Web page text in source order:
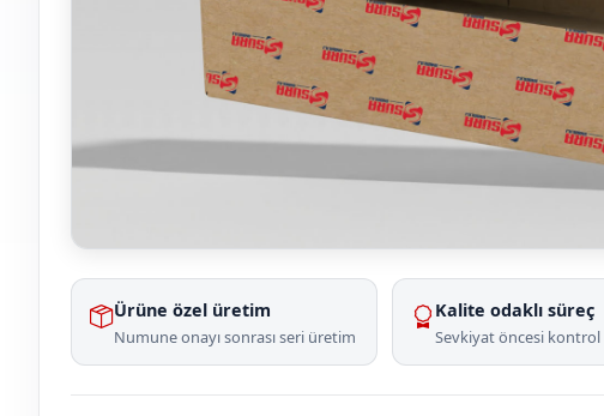
Ürüne özel üretim
Numune onayı sonrası seri üretim
Kalite odaklı süreç
Sevkiyat öncesi kontrol